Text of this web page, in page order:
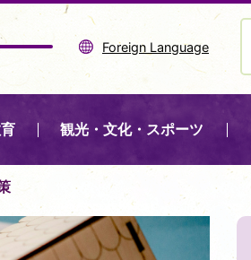
Foreign Language
観光・文化・スポーツ